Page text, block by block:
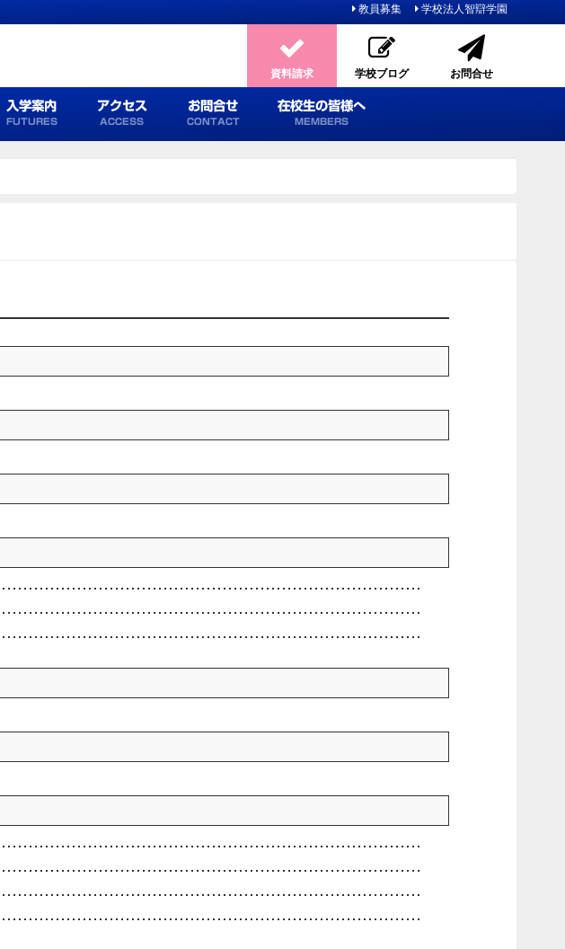
教員募集 学校法人智辯学園
資料請求 学校ブログ お問合せ
入学案内
FUTURES
アクセス
ACCESS
お問合せ
CONTACT
在校生の皆様へ
MEMBERS